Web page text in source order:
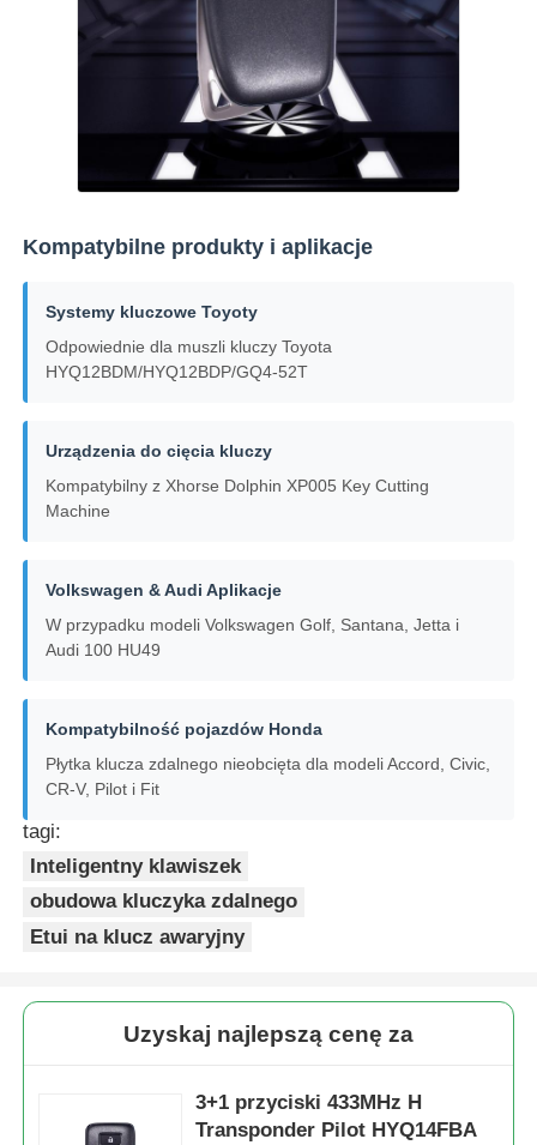
Wycieczka po fabryce
Aktualności
Wszystkie przypadki
obudowa kluczyka samochodowego
Frez kątowy jednostronny
programista kluczy samochodowych
chip transpondera
Kompatybilne produkty i aplikacje
Systemy kluczowe Toyoty
Odpowiednie dla muszli kluczy Toyota
HYQ12BDM/HYQ12BDP/GQ4-52T
Urządzenia do cięcia kluczy
Kompatybilny z Xhorse Dolphin XP005 Key Cutting
Machine
Volkswagen & Audi Aplikacje
W przypadku modeli Volkswagen Golf, Santana, Jetta i
Audi 100 HU49
Kompatybilność pojazdów Honda
Płytka klucza zdalnego nieobcięta dla modeli Accord, Civic,
CR-V, Pilot i Fit
tagi:
Inteligentny klawiszek
obudowa kluczyka zdalnego
Etui na klucz awaryjny
Uzyskaj najlepszą cenę za
3+1 przyciski 433MHz H
Transponder Pilot HYQ14FBA